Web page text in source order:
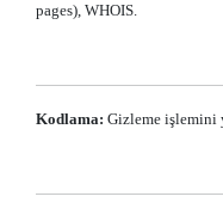
pages), WHOIS.
Kodlama: Gizleme işlemini